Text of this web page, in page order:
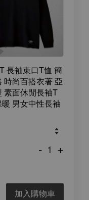
長袖束口T恤 簡
時尚百搭衣著 亞
素面休閒長袖T
男女中性長袖
- +
加入購物車